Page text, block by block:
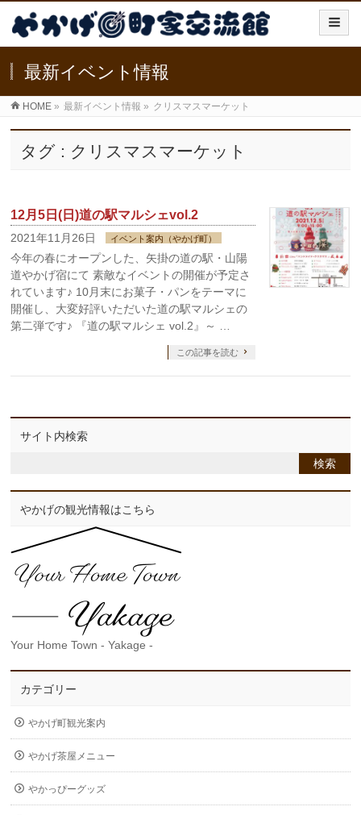
最新イベント情報
HOME » 最新イベント情報 » クリスマスマーケット
タグ : クリスマスマーケット
12月5日(日)道の駅マルシェvol.2
2021年11月26日 イベント案内（やかげ町）
今年の春にオープンした、矢掛の道の駅・山陽
道やかげ宿にて 素敵なイベントの開催が予定さ
れています♪ 10月末にお菓子・パンをテーマに
開催し、大変好評いただいた道の駅マルシェの
第二弾です♪ 『道の駅マルシェ vol.2』～ …
この記事を読む
サイト内検索
やかげの観光情報はこちら
Your Home Town - Yakage -
カテゴリー
やかげ町観光案内
やかげ茶屋メニュー
やかっぴーグッズ